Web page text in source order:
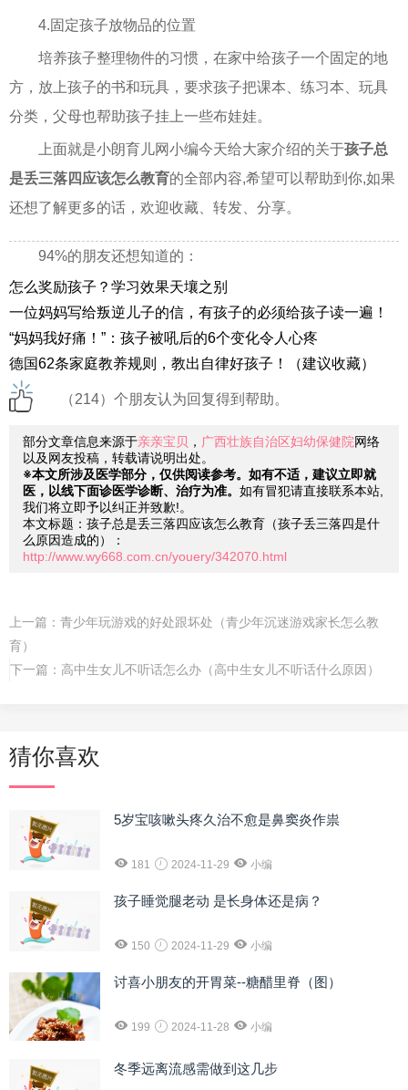
4.固定孩子放物品的位置
培养孩子整理物件的习惯，在家中给孩子一个固定的地
方，放上孩子的书和玩具，要求孩子把课本、练习本、玩具
分类，父母也帮助孩子挂上一些布娃娃。
上面就是小朗育儿网小编今天给大家介绍的关于孩子总
是丢三落四应该怎么教育的全部内容,希望可以帮助到你,如果
还想了解更多的话，欢迎收藏、转发、分享。
94%的朋友还想知道的：
怎么奖励孩子？学习效果天壤之别
一位妈妈写给叛逆儿子的信，有孩子的必须给孩子读一遍！
“妈妈我好痛！”：孩子被吼后的6个变化令人心疼
德国62条家庭教养规则，教出自律好孩子！（建议收藏）
（214）个朋友认为回复得到帮助。
部分文章信息来源于亲亲宝贝 ， 广西壮族自治区妇幼保健院网络
以及网友投稿，转载请说明出处。
※本文所涉及医学部分，仅供阅读参考。如有不适，建议立即就
医，以线下面诊医学诊断、治疗为准。 如有冒犯请直接联系本站,
我们将立即予以纠正并致歉!。
本文标题：孩子总是丢三落四应该怎么教育（孩子丢三落四是什
么原因造成的）：
http://www.wy668.com.cn/youery/342070.html
上一篇： 青少年玩游戏的好处跟坏处（青少年沉迷游戏家长怎么教
育）
下一篇： 高中生女儿不听话怎么办（高中生女儿不听话什么原因）
猜你喜欢
5岁宝咳嗽头疼久治不愈是鼻窦炎作祟
181 2024-11-29 小编
孩子睡觉腿老动 是长身体还是病？
150 2024-11-29 小编
讨喜小朋友的开胃菜--糖醋里脊（图）
199 2024-11-28 小编
冬季远离流感需做到这几步